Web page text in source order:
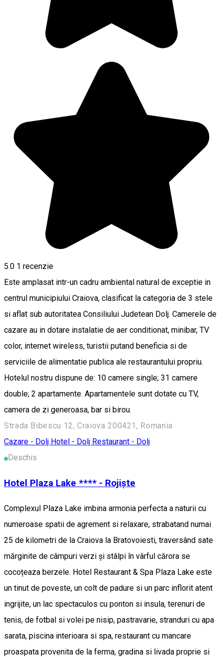
5.0 1 recenzie
Este amplasat intr-un cadru ambiental natural de exceptie in
centrul municipiului Craiova, clasificat la categoria de 3 stele
si aflat sub autoritatea Consiliului Judetean Dolj. Camerele de
cazare au in dotare instalatie de aer conditionat, minibar, TV
color, internet wireless, turistii putand beneficia si de
serviciile de alimentatie publica ale restaurantului propriu.
Hotelul nostru dispune de: 10 camere single; 31 camere
double; 2 apartamente. Apartamentele sunt dotate cu TV,
camera de zi generoasa, bar si birou.
Strada Bibescu 12, Craiova 200421, Romania
Cazare - Dolj Hotel - Dolj Restaurant - Dolj
Deschis
Hotel Plaza Lake **** - Rojiște
Complexul Plaza Lake imbina armonia perfecta a naturii cu
numeroase spatii de agrement si relaxare, strabatand numai
25 de kilometri de la Craiova la Bratovoiesti, traversând sate
mărginite de câmpuri verzi și stâlpi în vârful cărora se
cocoțeaza berzele. Hotel Restaurant & Spa Plaza Lake este
un tinut de poveste, un colt de padure si un parc inflorit atent
ingrijite, un lac spectaculos cu ponton si insula, terenuri de
tenis, de fotbal si volei pe nisip, pastravarie, stranduri cu apa
sarata, piscina interioara si spa, restaurant cu mancare
proaspata provenita de la ferma, gradina si livada proprie si